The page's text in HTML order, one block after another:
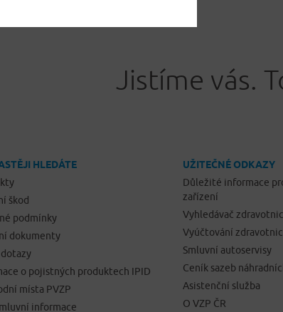
Jistíme vás.
HLEDÁTE
škod
podmínky
dokumenty
o pojistných produktech IPID
místa PVZP
informace
UŽITEČNÉ ODKAZY
Důležité informace
zařízení
Vyhledávač
Vyúčtování
Smluvní autoservisy
Ceník sazeb
Asistenční služba
O VZP ČR